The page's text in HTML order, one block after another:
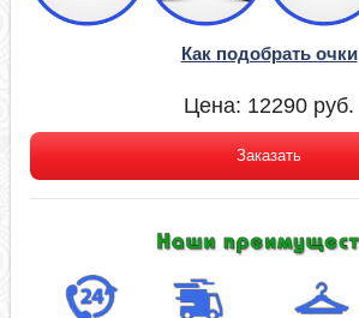
Как подобрать очки
Цена: 12290 руб.
Заказать